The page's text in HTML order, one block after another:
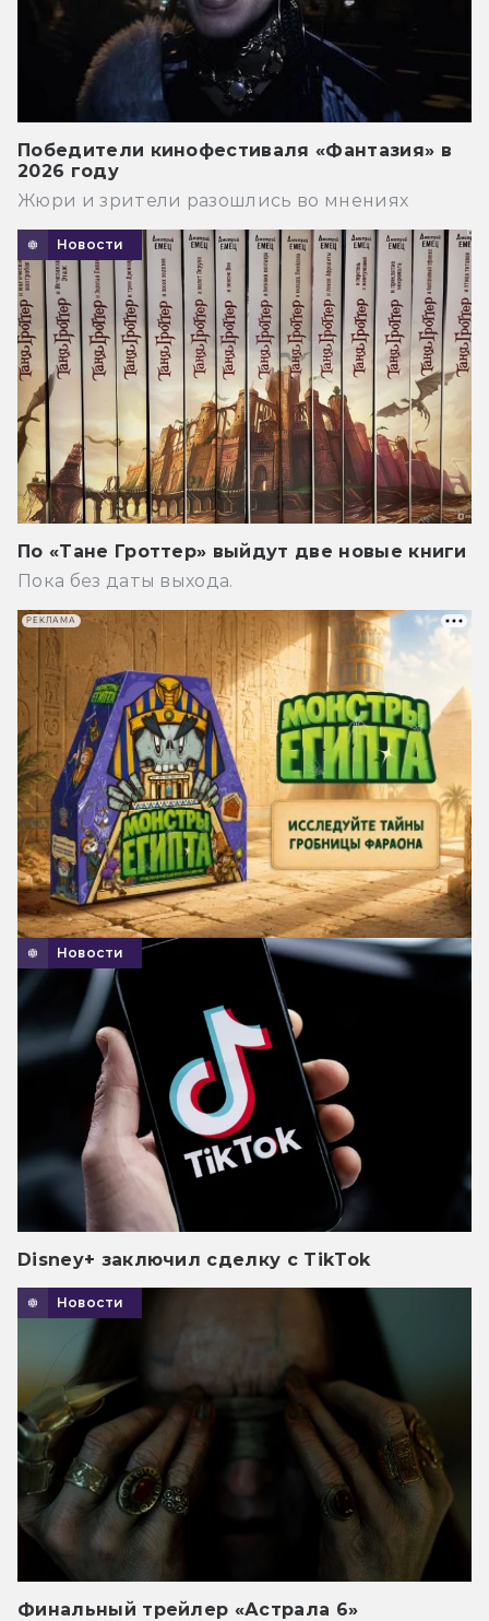
Победители кинофестиваля «Фантазия» в
2026 году
Жюри и зрители разошлись во мнениях
Новости
По «Тане Гроттер» выйдут две новые книги
Пока без даты выхода.
Новости
Disney+ заключил сделку с TikTok
Новости
Финальный трейлер «Астрала 6»
РЕКЛАМА